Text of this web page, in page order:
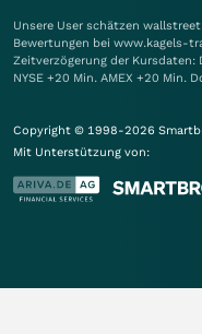
Unsere User schätzen
Bewertungen bei www.kagels-
Zeitverzögerung der Kursdaten:
NYSE +20 Min. AMEX +20 Min.
Copyright © 1998-2026
Mit Unterstützung von: